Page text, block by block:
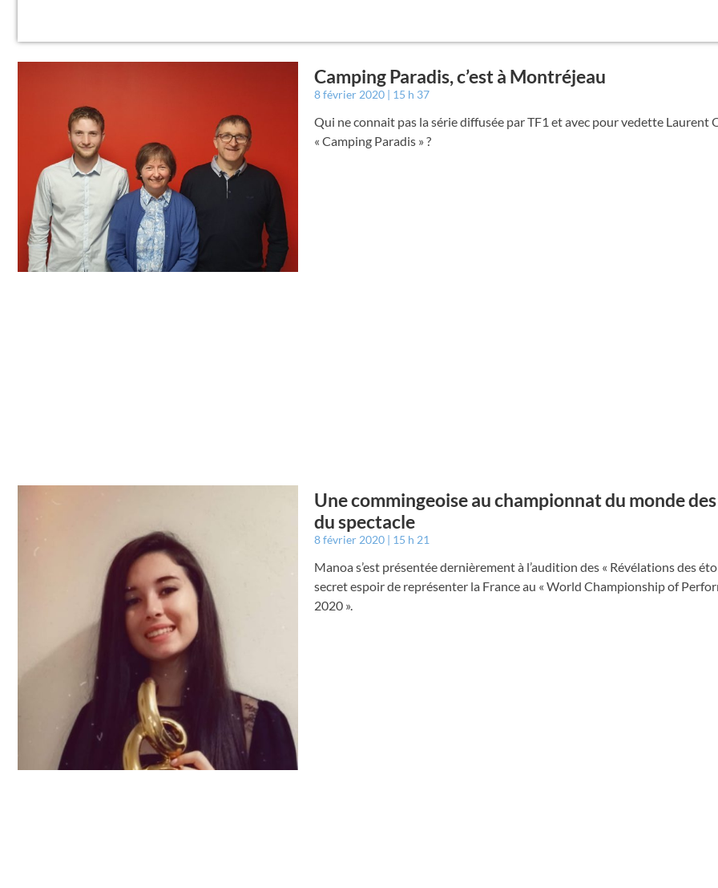
Camping Paradis, c’est à Montréjeau
8 février 2020 15 h 37
Qui ne connait pas la série diffusée par TF1 et avec pour vedette Laurent
« Camping Paradis » ?
Une commingeoise au championnat du monde
du spectacle
8 février 2020 15 h 21
Manoa s’est présentée dernièrement à l’audition des « Révélations des
secret espoir de représenter la France au « World Championship of
2020 ».